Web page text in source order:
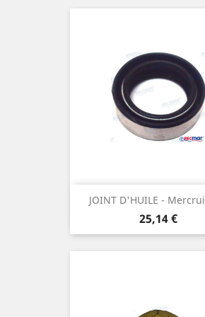
JOINT D'HUILE -
Prix
25,14 €